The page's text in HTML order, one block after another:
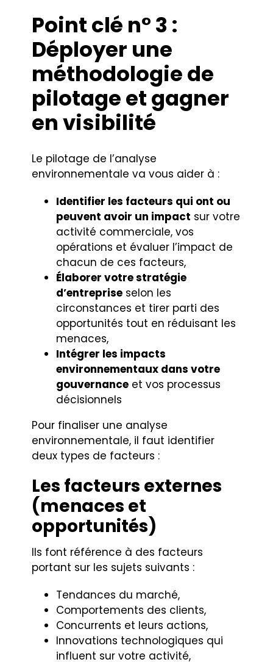
Point clé n° 3 :
Déployer une
méthodologie de
pilotage et gagner
en visibilité
Le pilotage de l’analyse
environnementale va vous aider à :
Identifier les facteurs qui ont ou
peuvent avoir un impact sur votre
activité commerciale, vos
opérations et évaluer l’impact de
chacun de ces facteurs,
Élaborer votre stratégie
d’entreprise selon les
circonstances et tirer parti des
opportunités tout en réduisant les
menaces,
Intégrer les impacts
environnementaux dans votre
gouvernance et vos processus
décisionnels
Pour finaliser une analyse
environnementale, il faut identifier
deux types de facteurs :
Les facteurs externes
(menaces et
opportunités)
Ils font référence à des facteurs
portant sur les sujets suivants :
Tendances du marché,
Comportements des clients,
Concurrents et leurs actions,
Innovations technologiques qui
influent sur votre activité,